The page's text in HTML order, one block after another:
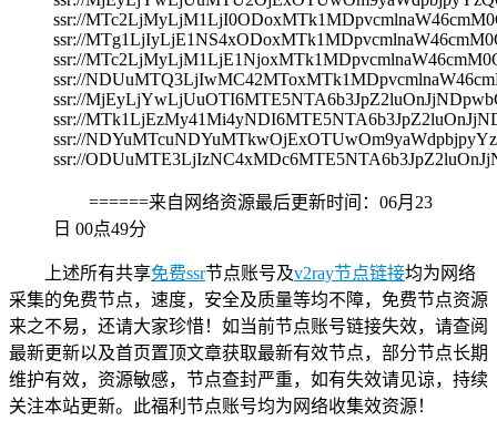
ssr://
ssr://
ssr://
ssr://
ssr://
ssr://
ssr://
ssr://
======来自网络资源最后更新时间： 06月23
日 00点49分
上述所有共享免费ssr节点账号及v2ray节点链接均为网络
采集的免费节点，速度，安全及质量等均不障，免费节点资源
来之不易，还请大家珍惜！如当前节点账号链接失效，请查阅
最新更新以及首页置顶文章获取最新有效节点，部分节点长期
维护有效，资源敏感，节点查封严重，如有失效请见谅，持续
关注本站更新。此福利节点账号均为网络收集效资源！